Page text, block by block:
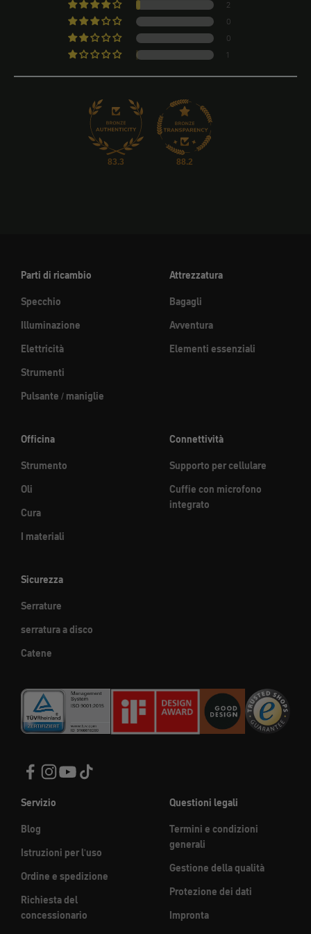
2
0
0
1
83.3 88.2
Parti di ricambio
Specchio
Illuminazione
Elettricità
Strumenti
Pulsante / maniglie
Attrezzatura
Bagagli
Avventura
Elementi essenziali
Officina
Strumento
Oli
Cura
I materiali
Connettività
Supporto per cellulare
Cuffie con microfono
integrato
Sicurezza
Serrature
serratura a disco
Catene
Servizio
Blog
Istruzioni per l'uso
Ordine e spedizione
Richiesta del
concessionario
Questioni legali
Termini e condizioni
generali
Gestione della qualità
Protezione dei dati
Impronta